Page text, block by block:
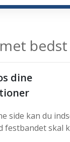
bedst
dine
side kan du
festbandet skal